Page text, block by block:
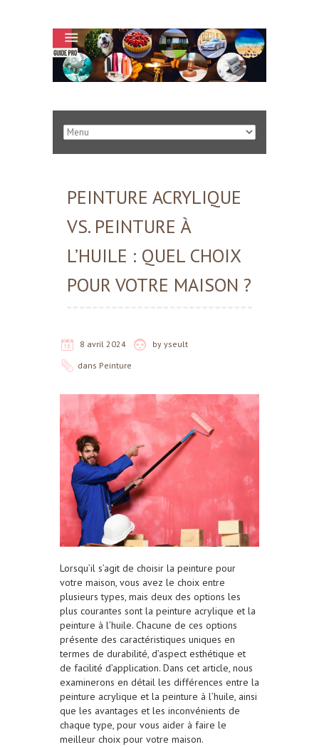
PEINTURE ACRYLIQUE
VS. PEINTURE À
L’HUILE : QUEL CHOIX
POUR VOTRE MAISON ?
8 avril 2024 by yseult
dans Peinture
Lorsqu’il s’agit de choisir la peinture pour
votre maison, vous avez le choix entre
plusieurs types, mais deux des options les
plus courantes sont la peinture acrylique et la
peinture à l’huile. Chacune de ces options
présente des caractéristiques uniques en
termes de durabilité, d’aspect esthétique et
de facilité d’application. Dans cet article, nous
examinerons en détail les différences entre la
peinture acrylique et la peinture à l’huile, ainsi
que les avantages et les inconvénients de
chaque type, pour vous aider à faire le
meilleur choix pour votre maison.